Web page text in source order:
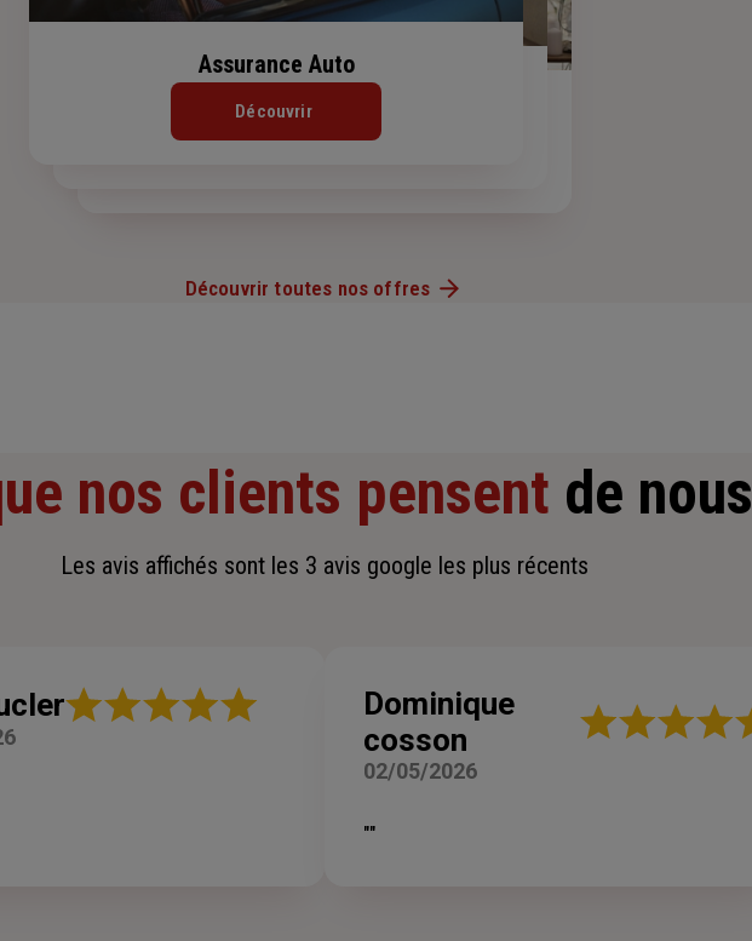
Assurance de prêt immobilier
Assurance Habitation
Découvrir
Assurance Auto
Découvrir
Découvrir toutes nos offres
nos clients pensent de nous
Les avis affichés sont les 3 avis google les plus récents
Note
Dominique
cosson
Note
02/05/2026
""